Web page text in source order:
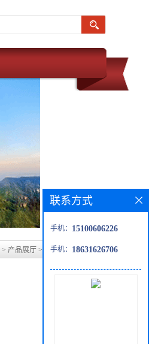
> 产品展厅 > 淮南玻璃鳞片胶泥
联系方式
手机： 15100606226
手机： 18631626706